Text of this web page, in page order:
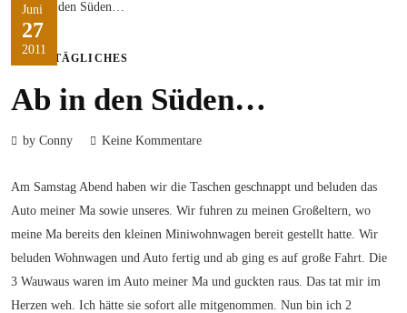
Juni
27
2011
ALLTÄGLICHES
Ab in den Süden…
by Conny Keine Kommentare
Am Samstag Abend haben wir die Taschen geschnappt und beluden das
Auto meiner Ma sowie unseres. Wir fuhren zu meinen Großeltern, wo
meine Ma bereits den kleinen Miniwohnwagen bereit gestellt hatte. Wir
beluden Wohnwagen und Auto fertig und ab ging es auf große Fahrt. Die
3 Wauwaus waren im Auto meiner Ma und guckten raus. Das tat mir im
Herzen weh. Ich hätte sie sofort alle mitgenommen. Nun bin ich 2